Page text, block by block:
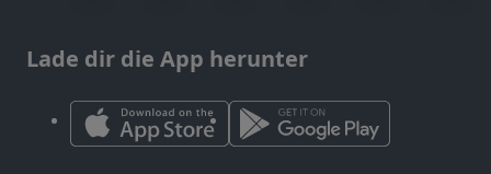
Lade dir die App herunter